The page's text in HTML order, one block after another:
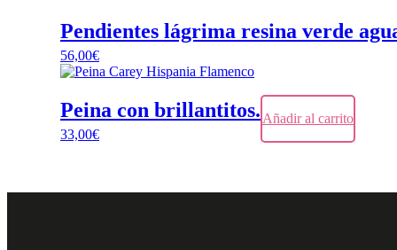
Pendientes lágrima resina verde
56,00€
Peina con brillantitos.
33,00€
Añadir al carrito